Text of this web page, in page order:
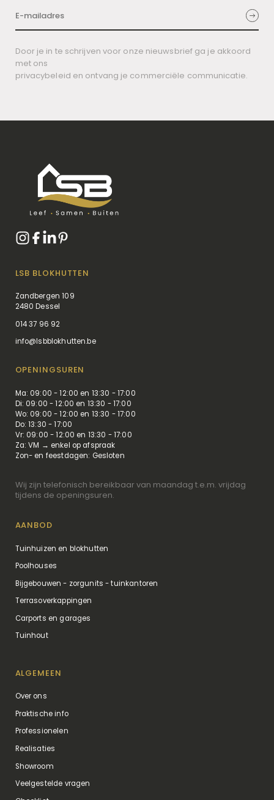
Door je in te schrijven voor onze nieuwsbrief ga je akkoord
met ons
privacybeleid en ontvang je commerciële communicatie.
LSB BLOKHUTTEN
Zandbergen 109
2480 Dessel
014 37 96 92
info@lsbblokhutten.be
OPENINGSUREN
Ma: 09:00 - 12:00 en 13:30 - 17:00
Di: 09:00 - 12:00 en 13:30 - 17:00
Wo: 09:00 - 12:00 en 13:30 - 17:00
Do: 13:30 - 17:00
Vr: 09:00 - 12:00 en 13:30 - 17:00
Za: VM → enkel op afspraak
Zon- en feestdagen: Gesloten
Wij zijn telefonisch bereikbaar van maandag t.e.m. vrijdag
tijdens de openingsuren.
AANBOD
Tuinhuizen en blokhutten
Poolhouses
Bijgebouwen - zorgunits - tuinkantoren
Terrasoverkappingen
Carports en garages
Tuinhout
ALGEMEEN
Over ons
Praktische info
Professionelen
Realisaties
Showroom
Veelgestelde vragen